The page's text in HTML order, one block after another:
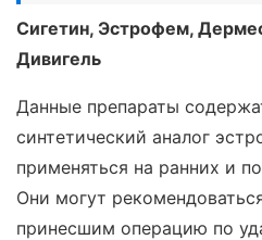
Сигетин, Эстрофем,
Дивигель
Данные препараты
синтетический аналог
применяться на ранних и
Они могут
принесшим операцию по